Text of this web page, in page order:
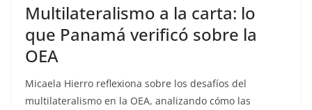
Multilateralismo a la carta: lo
que Panamá verificó sobre la
OEA
Micaela Hierro reflexiona sobre los desafíos del
multilateralismo en la OEA, analizando cómo las